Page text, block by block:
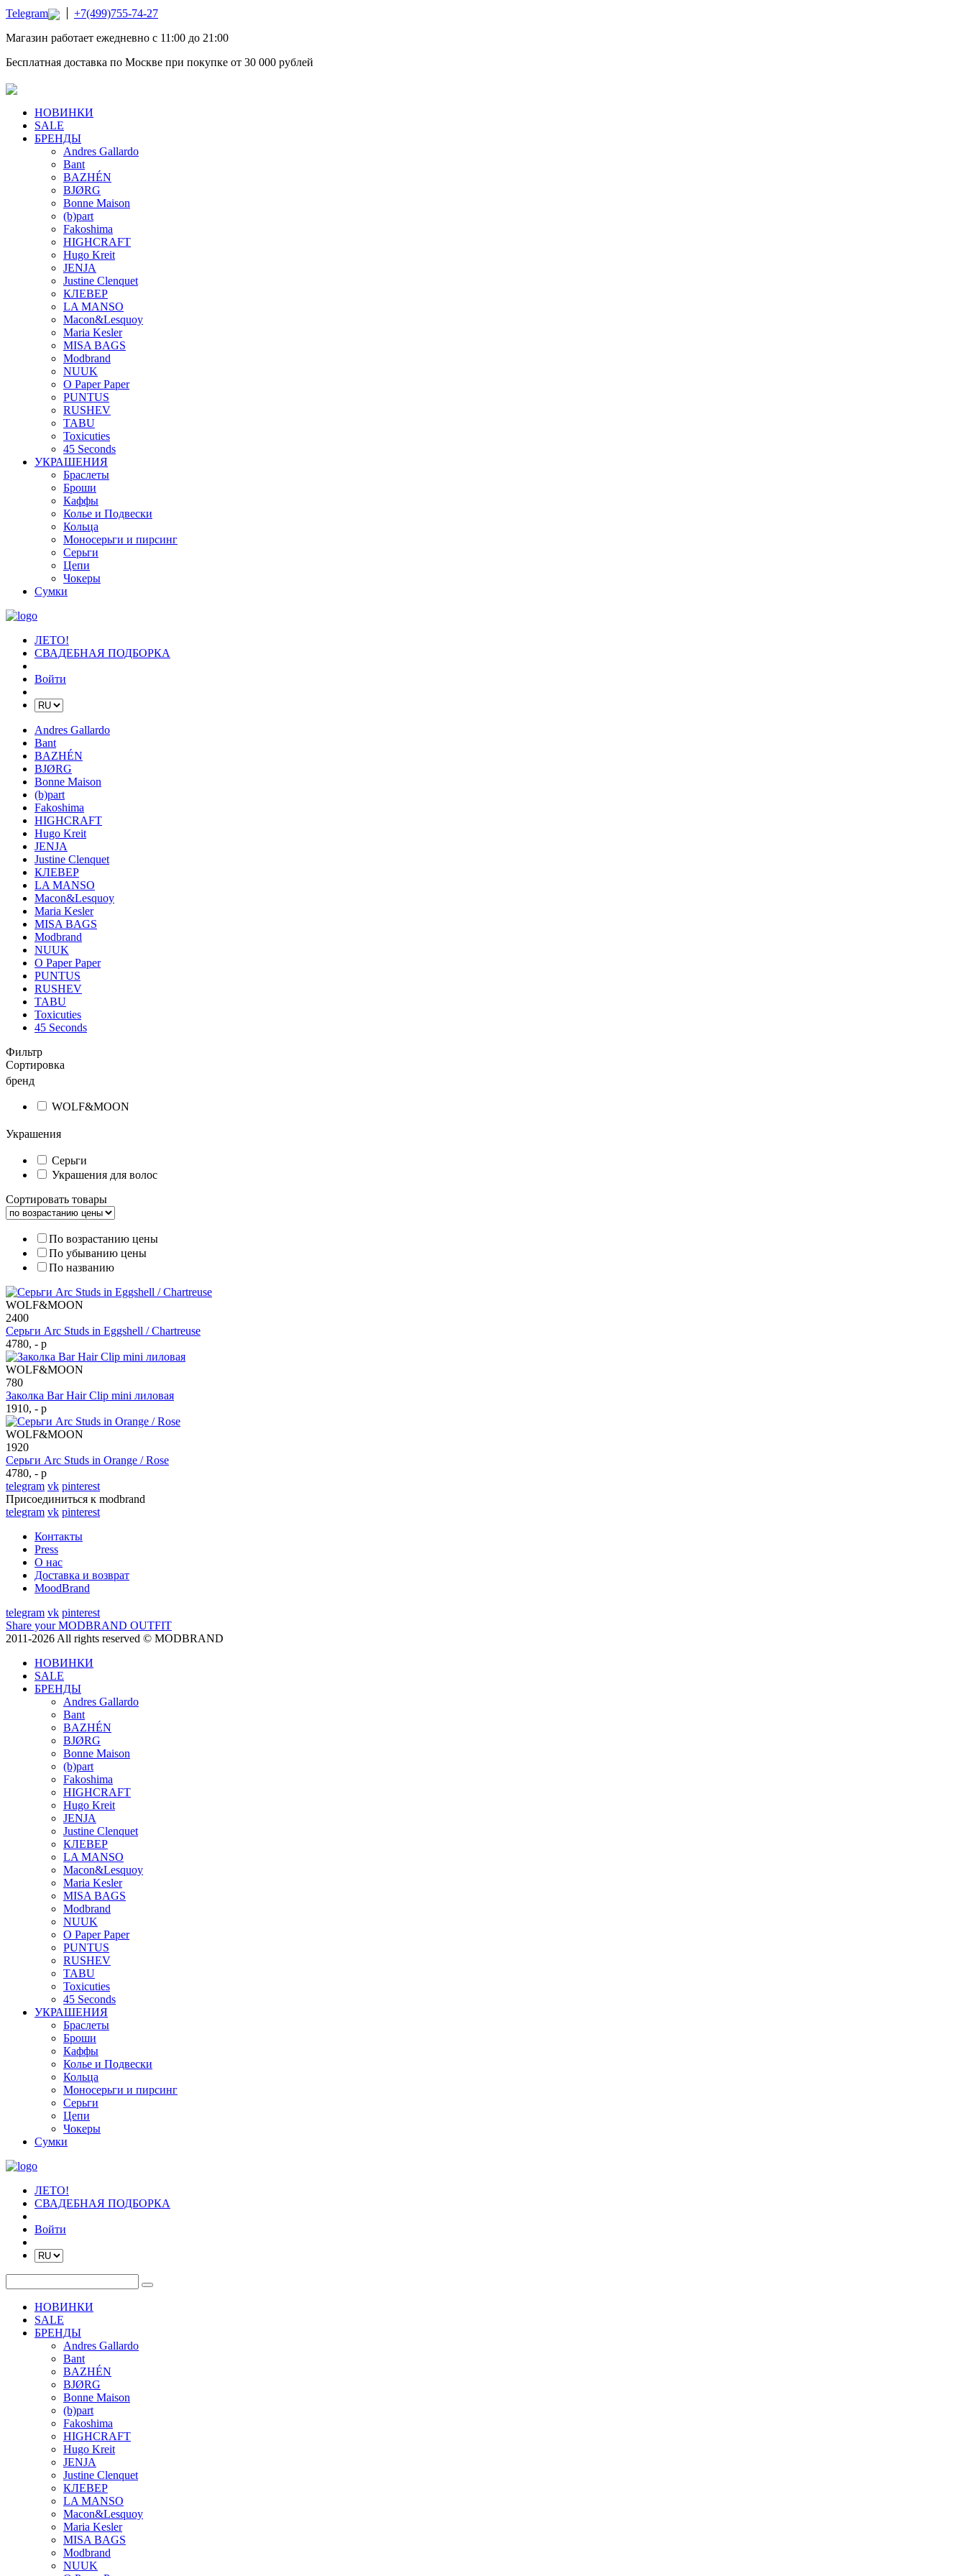
Telegram
+7(499)755-74-27
Магазин работает ежедневно с 11:00 до 21:00
Бесплатная доставка по Москве при покупке от 30 000 рублей
НОВИНКИ
SALE
БРЕНДЫ
Andres Gallardo
Bant
BAZHÉN
BJØRG
Bonne Maison
(b)part
Fakoshima
HIGHCRAFT
Hugo Kreit
JENJA
Justine Clenquet
КЛЕВЕР
LA MANSO
Macon&Lesquoy
Maria Kesler
MISA BAGS
Modbrand
NUUK
O Paper Paper
PUNTUS
RUSHEV
TABU
Toxicuties
45 Seconds
УКРАШЕНИЯ
Браслеты
Броши
Каффы
Колье и Подвески
Кольца
Моносерьги и пирсинг
Серьги
Цепи
Чокеры
Сумки
ЛЕТО!
СВАДЕБНАЯ ПОДБОРКА
Войти
Andres Gallardo
Bant
BAZHÉN
BJØRG
Bonne Maison
(b)part
Fakoshima
HIGHCRAFT
Hugo Kreit
JENJA
Justine Clenquet
КЛЕВЕР
LA MANSO
Macon&Lesquoy
Maria Kesler
MISA BAGS
Modbrand
NUUK
O Paper Paper
PUNTUS
RUSHEV
TABU
Toxicuties
45 Seconds
Фильтр
Сортировка
бренд
WOLF&MOON
Украшения
Серьги
Украшения для волос
Сортировать товары
По возрастанию цены
По убыванию цены
По названию
WOLF&MOON
2400
Серьги Arc Studs in Eggshell / Chartreuse
4780, - р
WOLF&MOON
780
Заколка Bar Hair Clip mini лиловая
1910, - р
WOLF&MOON
1920
Серьги Arc Studs in Orange / Rose
4780, - р
telegram vk pinterest
Присоединиться к modbrand
telegram vk pinterest
Контакты
Press
О нас
Доставка и возврат
MoodBrand
telegram vk pinterest
Share your MODBRAND OUTFIT
2011-2026 All rights reserved © MODBRAND
НОВИНКИ
SALE
БРЕНДЫ
Andres Gallardo
Bant
BAZHÉN
BJØRG
Bonne Maison
(b)part
Fakoshima
HIGHCRAFT
Hugo Kreit
JENJA
Justine Clenquet
КЛЕВЕР
LA MANSO
Macon&Lesquoy
Maria Kesler
MISA BAGS
Modbrand
NUUK
O Paper Paper
PUNTUS
RUSHEV
TABU
Toxicuties
45 Seconds
УКРАШЕНИЯ
Браслеты
Броши
Каффы
Колье и Подвески
Кольца
Моносерьги и пирсинг
Серьги
Цепи
Чокеры
Сумки
ЛЕТО!
СВАДЕБНАЯ ПОДБОРКА
Войти
НОВИНКИ
SALE
БРЕНДЫ
Andres Gallardo
Bant
BAZHÉN
BJØRG
Bonne Maison
(b)part
Fakoshima
HIGHCRAFT
Hugo Kreit
JENJA
Justine Clenquet
КЛЕВЕР
LA MANSO
Macon&Lesquoy
Maria Kesler
MISA BAGS
Modbrand
NUUK